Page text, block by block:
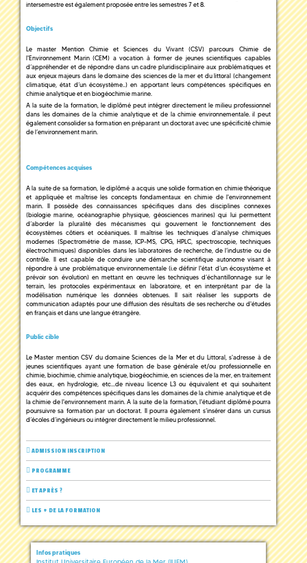
intersemestre est également proposée entre les semestres 7 et 8.
Objectifs
Le master Mention Chimie et Sciences du Vivant (CSV) parcours Chimie de
l'Environnement Marin (CEM) a vocation à former de jeunes scientifiques capables
d’appréhender et de répondre dans un cadre pluridisciplinaire aux problématiques et
aux enjeux majeurs dans le domaine des sciences de la mer et du littoral (changement
climatique, état d’un écosystème..) en apportant leurs compétences spécifiques en
chimie analytique et en biogéochimie marine.
A la suite de la formation, le diplômé peut intégrer directement le milieu professionnel
dans les domaines de la chimie analytique et de la chimie environnementale. il peut
également consolider sa formation en préparant un doctorat avec une spécificité chimie
de l’environnement marin.
Compétences acquises
A la suite de sa formation, le diplômé a acquis une solide formation en chimie théorique
et appliquée et maîtrise les concepts fondamentaux en chimie de l'environnement
marin. Il possède des connaissances spécifiques dans des disciplines connexes
(biologie marine, océanographie physique, géosciences marines) qui lui permettent
d’aborder la pluralité des mécanismes qui gouvernent le fonctionnement des
écosystèmes côtiers et océaniques. Il maîtrise les techniques d’analyse chimiques
modernes (Spectrométrie de masse, ICP-MS, CPG, HPLC, spectroscopie, techniques
électrochimiques) disponibles dans les laboratoires de recherche, de l’industrie ou de
contrôle. Il est capable de conduire une démarche scientifique autonome visant à
répondre à une problématique environnementale (i.e définir l'état d’un écosystème et
prévoir son évolution) en mettant en œuvre les techniques d’échantillonnage sur le
terrain, les protocoles expérimentaux en laboratoire, et en interprétant par de la
modélisation numérique les données obtenues. Il sait réaliser les supports de
communication adaptés pour une diffusion des résultats de ses recherche ou d'études
en français et dans une langue étrangère.
Public cible
Le Master mention CSV du domaine Sciences de la Mer et du Littoral, s'adresse à de
jeunes scientifiques ayant une formation de base générale et/ou professionnelle en
chimie, biochimie, chimie analytique, biogéochimie, en sciences de la mer, en traitement
des eaux, en hydrologie, etc...de niveau licence L3 ou équivalent et qui souhaitent
acquérir des compétences spécifiques dans les domaines de la chimie analytique et de
la chimie de l'environnement marin. A la suite de la formation, l'étudiant diplômé pourra
poursuivre sa formation par un doctorat. Il pourra également s’insérer dans un cursus
d’écoles d’ingénieurs ou intégrer directement le milieu professionnel.
ADMISSION INSCRIPTION
PROGRAMME
ET APRÈS ?
LES + DE LA FORMATION
Infos pratiques